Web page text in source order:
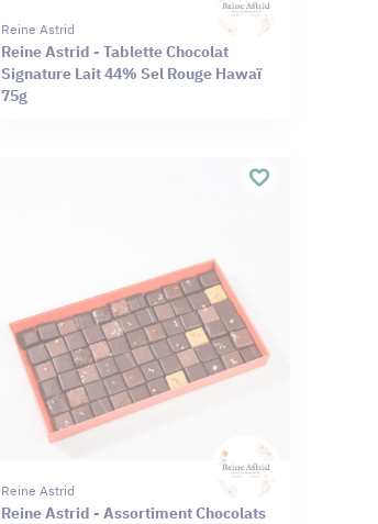
Reine Astrid
Reine Astrid - Tablette Chocolat
Signature Lait 44% Sel Rouge Hawaï
75g
Reine Astrid
Reine Astrid - Assortiment Chocolats